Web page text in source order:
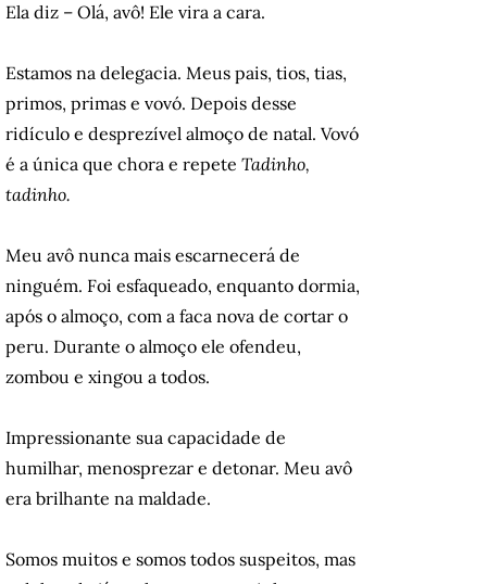
Ela diz – Olá, avô! Ele vira a cara.
Estamos na delegacia. Meus pais, tios, tias,
primos, primas e vovó. Depois desse
ridículo e desprezível almoço de natal. Vovó
é a única que chora e repete Tadinho,
tadinho.
Meu avô nunca mais escarnecerá de
ninguém. Foi esfaqueado, enquanto dormia,
após o almoço, com a faca nova de cortar o
peru. Durante o almoço ele ofendeu,
zombou e xingou a todos.
Impressionante sua capacidade de
humilhar, menosprezar e detonar. Meu avô
era brilhante na maldade.
Somos muitos e somos todos suspeitos, mas